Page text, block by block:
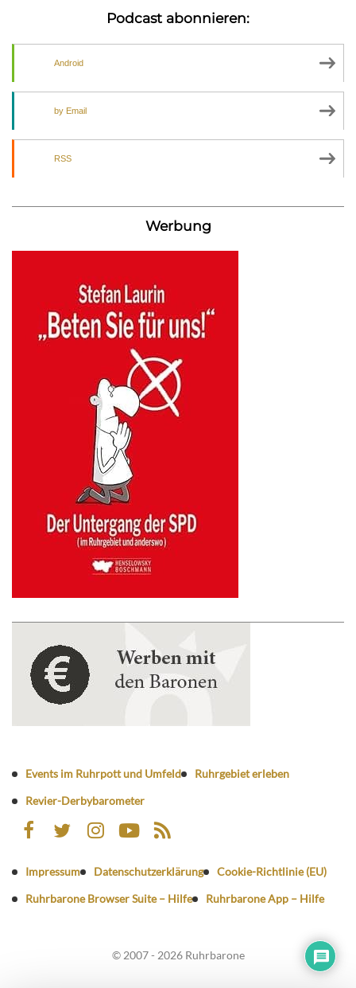
Podcast abonnieren:
Android
by Email
RSS
Werbung
Events im Ruhrpott und Umfeld
Ruhrgebiet erleben
Revier-Derbybarometer
Impressum Datenschutzerklärung
Cookie-Richtlinie (EU)
Ruhrbarone Browser Suite – Hilfe
Ruhrbarone App – Hilfe
© 2007 - 2026 Ruhrbarone